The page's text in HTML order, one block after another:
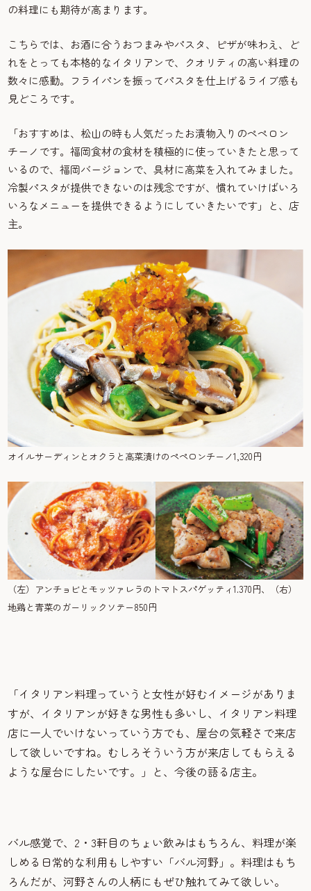
の料理にも期待が高まります。
こちらでは、お酒に合うおつまみやパスタ、ピザが味わえ、ど
れをとっても本格的なイタリアンで、クオリティの高い料理の
数々に感動。フライパンを振ってパスタを仕上げるライブ感も
見どころです。
「おすすめは、松山の時も人気だったお漬物入りのペペロン
チーノです。福岡食材の食材を積極的に使っていきたと思って
いるので、福岡バージョンで、具材に高菜を入れてみました。
冷製パスタが提供できないのは残念ですが、慣れていけばいろ
いろなメニューを提供できるようにしていきたいです」と、店
主。
オイルサーディンとオクラと高菜漬けのペペロンチーノ1,320円
（左）アンチョビとモッツァレラのトマトスパゲッティ1.370円、（右）
地鶏と青菜のガーリックソテー850円
「イタリアン料理っていうと女性が好むイメージがありま
すが、イタリアンが好きな男性も多いし、イタリアン料理
店に一人でいけないっていう方でも、屋台の気軽さで来店
して欲しいですね。むしろそういう方が来店してもらえる
ような屋台にしたいです。」と、今後の語る店主。
バル感覚で、2・3軒目のちょい飲みはもちろん、料理が楽
しめる日常的な利用もしやすい「バル河野」。料理はもち
ろんだが、河野さんの人柄にもぜひ触れてみて欲しい。